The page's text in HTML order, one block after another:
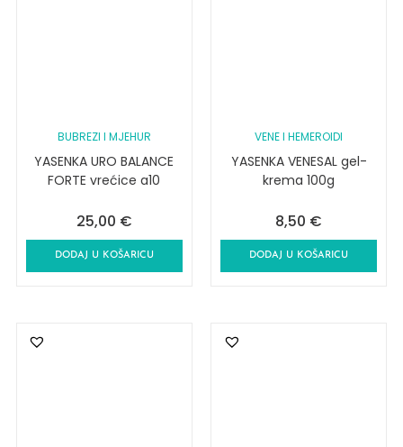
BUBREZI I MJEHUR
YASENKA URO BALANCE
FORTE vrećice a10
25,00 €
DODAJ U KOŠARICU
VENE I HEMEROIDI
YASENKA VENESAL gel-
krema 100g
8,50 €
DODAJ U KOŠARICU